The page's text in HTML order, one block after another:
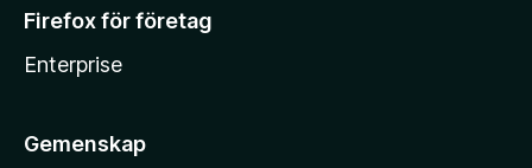
Firefox för företag
Enterprise
Gemenskap